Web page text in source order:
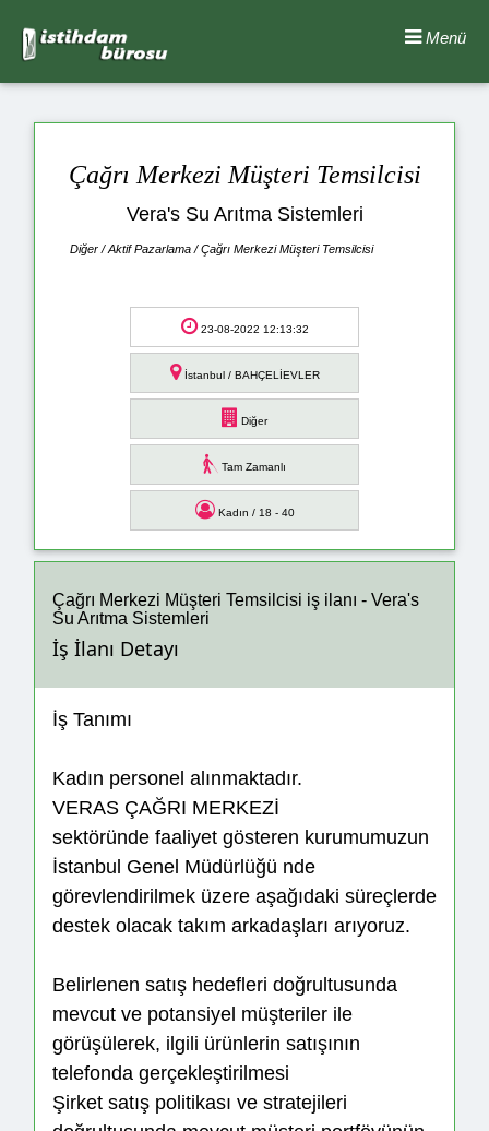
Menü
Çağrı Merkezi Müşteri Temsilcisi
Vera's Su Arıtma Sistemleri
Diğer / Aktif Pazarlama / Çağrı Merkezi Müşteri Temsilcisi
23-08-2022 12:13:32
İstanbul / BAHÇELİEVLER
Diğer
Tam Zamanlı
Kadın / 18 - 40
Çağrı Merkezi Müşteri Temsilcisi iş ilanı - Vera's
Su Arıtma Sistemleri
İş İlanı Detayı
İş Tanımı
Kadın personel alınmaktadır.
VERAS ÇAĞRI MERKEZİ
sektöründe faaliyet gösteren kurumumuzun
İstanbul Genel Müdürlüğü nde
görevlendirilmek üzere aşağıdaki süreçlerde
destek olacak takım arkadaşları arıyoruz.
Belirlenen satış hedefleri doğrultusunda
mevcut ve potansiyel müşteriler ile
görüşülerek, ilgili ürünlerin satışının
telefonda gerçekleştirilmesi
Şirket satış politikası ve stratejileri